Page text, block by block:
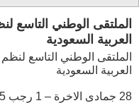
الملتقى الوطني التاسع
العربية السعودية
الملتقى الوطني التاسع
العربية السعودية